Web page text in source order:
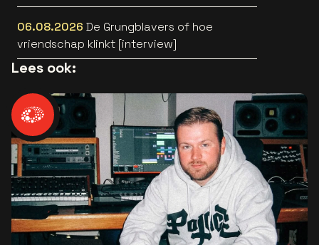
06.08.2026 De Grungblavers of hoe
vriendschap klinkt [interview]
Lees ook: